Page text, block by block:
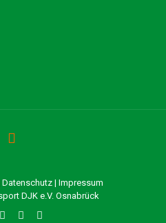
Datenschutz| Impressum
DJK e.V. Osnabrück